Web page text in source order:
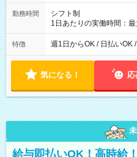
勤務時間
シフト制
1日あたりの実働時間：
00 ※週1日～OK ／ 夜勤専従 ＊＊ 勤務時間例 ＊＊ ■22時か
ら翌7時 ■23時から翌8時 ■24
ます。 ※曜日固定（毎週
特徴 週1日からOK / 日払いOK
気になる！ 応
給与即払いOK！高時給